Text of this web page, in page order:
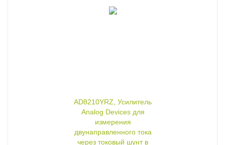
AD8210YRZ, Усилитель
Analog Devices для
измерения
двунаправленного тока
через токовый шунт в